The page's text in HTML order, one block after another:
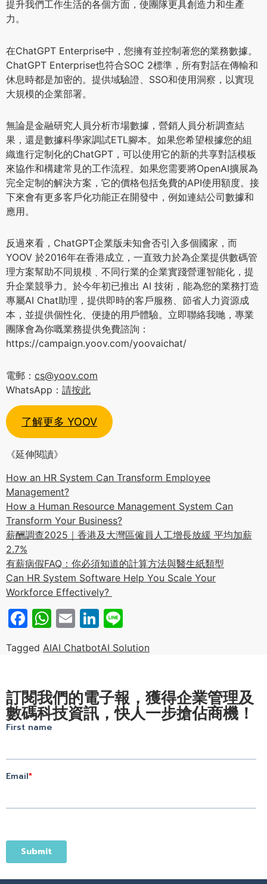
提升我們工作生活的各個方面，使團隊更具創造力和生產
力。
在ChatGPT Enterprise中，您擁有並控制著您的業務數據。
ChatGPT Enterprise也符合SOC 2標準，所有對話在傳輸和
休息時都是加密的。提供域驗證、SSO和使用洞察，以實現
大規模的企業部署。
無論是金融研究人員分析市場數據，營銷人員分析調查結
果，還是數據科學家調試ETL腳本。如果您希望根據您的組
織進行定制化的ChatGPT，可以使用它的新的共享對話模板
來協作和構建常見的工作流程。如果您需要將OpenAI擴展為
完全定制的解決方案，它的價格包括免費的API使用額度。接
下來會有更多客戶化功能正在開發中，例如連結公司數據和
應用。
反過來看，ChatGPT企業版未知會否引入多個國家，而
YOOV 於2016年在香港成立，一直致力於為企業提供數碼管
理方案幫助不同規模﹑不同行業的企業實踐營運智能化，提
升企業競爭力。於今年初已推出 AI 技術，能為您的業務打造
專屬AI Chat助理，提供即時的客戶服務、節省人力資源成
本，並提供個性化、便捷的用戶體驗。立即聯絡我哋，專業
團隊會為你嘅業務提供免費諮詢：
https://campaign.yoov.com/yoovaichat/
電郵： cs@yoov.com
WhatsApp： 請按此
了解更多 YOOV
《延伸閱讀》
How an HR System Can Transform Employee
Management?
How a Human Resource Management System Can
Transform Your Business?
薪酬調查2025｜香港及大灣區僱員人工增長放緩 平均加薪
2.7%
有薪病假FAQ：你必須知道的計算方法與醫生紙類型
Can HR System Software Help You Scale Your
Workforce Effectively?
Facebook
WhatsApp
EmailLinkedIn
Tagged AIAI ChatbotAI Solution
訂閱我們的電子報，獲得企業管理及
數碼科技資訊，快人一步搶佔商機！